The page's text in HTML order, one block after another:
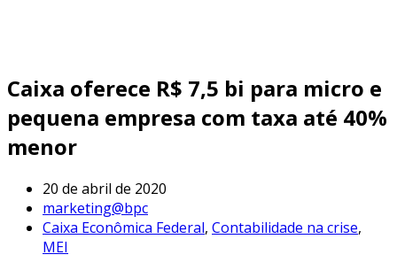
Caixa oferece R$ 7,5 bi para micro e
pequena empresa com taxa até 40%
menor
20 de abril de 2020
marketing@bpc
Caixa Econômica Federal, Contabilidade na crise,
MEI